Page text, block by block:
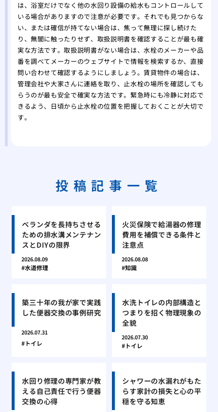
は、浴室だけでなく他の水回り設備の給水もコントロールして
いる場合がありますので注意が必要です。それでも見つからな
い、または確信が持てない場合は、焦って無理に探し続けた
り、無闇に触ったりせず、取扱説明書を確認することが最も確
実な方法です。取扱説明書がない場合は、水栓のメーカーや品
番を調べてメーカーのウェブサイトで情報を検索するか、直接
問い合わせて確認するようにしましょう。賃貸物件の場合は、
管理会社や大家さんに連絡を取り、止水栓の場所を確認しても
らうのが最も安全で確実な方法です。緊急時にも冷静に対応で
きるよう、日頃から止水栓の位置を把握しておくことが大切で
す。
投稿記事一覧
ベランダを長持ちさせる
ための排水溝メンテナン
スとDIYの限界
2026.08.09
水道修理
火災保険で給湯器の修理
費用を補償できる条件と
注意点
2026.08.08
知識
築三十年の我が家で実践
した便器交換の事例研究
2026.07.31
トイレ
水洗トイレの内部構造と
つまりを招く物理現象の
全貌
2026.07.30
トイレ
水回り修理の専門家が教
える自己責任で行う便器
交換の心得
シャワーの水漏れがもた
らす家計の損失と心の平
穏を守る知恵